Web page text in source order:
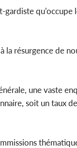
qu’occupe
résurgence de
une vaste
soit un taux